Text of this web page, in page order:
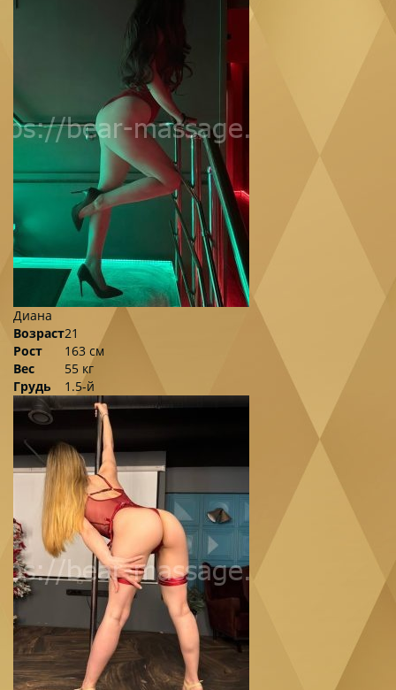
Диана
Возраст21
Рост
163 см
Вес
55 кг
Грудь
1.5-й